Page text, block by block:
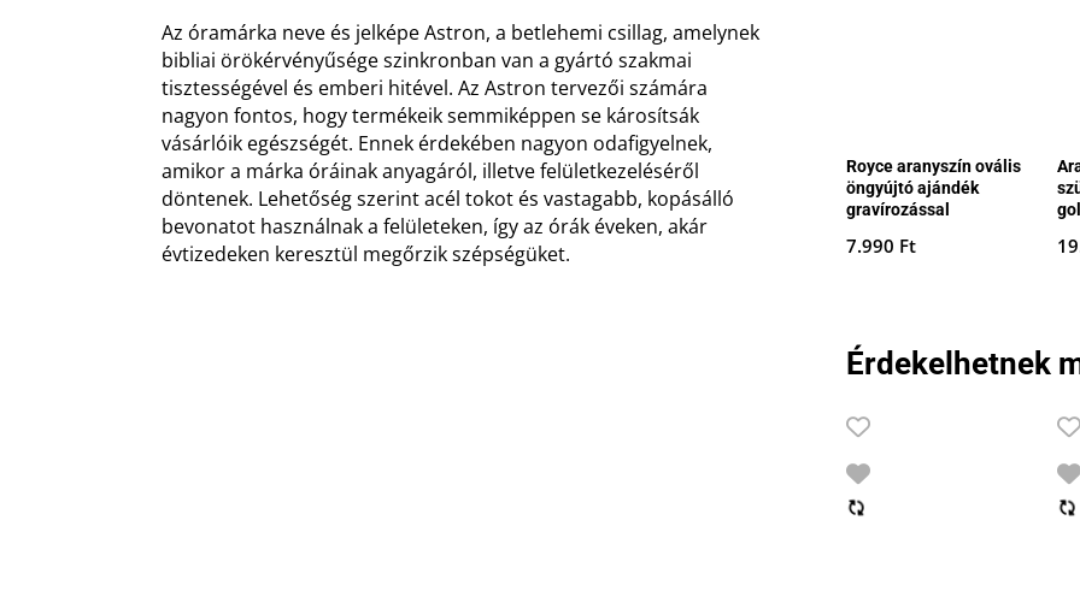
Az óramárka neve és jelképe Astron, a betlehemi csillag, amelynek
bibliai örökérvényűsége szinkronban van a gyártó szakmai
tisztességével és emberi hitével. Az Astron tervezői számára
nagyon fontos, hogy termékeik semmiképpen se károsítsák
vásárlóik egészségét. Ennek érdekében nagyon odafigyelnek,
amikor a márka óráinak anyagáról, illetve felületkezeléséről
döntenek. Lehetőség szerint acél tokot és vastagabb, kopásálló
bevonatot használnak a felületeken, így az órák éveken, akár
évtizedeken keresztül megőrzik szépségüket.
Royce aranyszín ovális
öngyújtó ajándék
gravírozással
7.990 Ft
Érdekelhetnek